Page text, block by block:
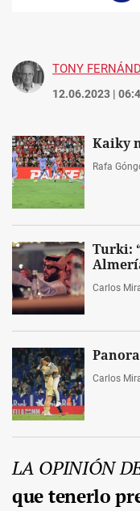
TONY
12.06.2023 |
Kaiky
Rafa
Turki:
Carlos
Carlos
LA OPINIÓN
que tenerlo